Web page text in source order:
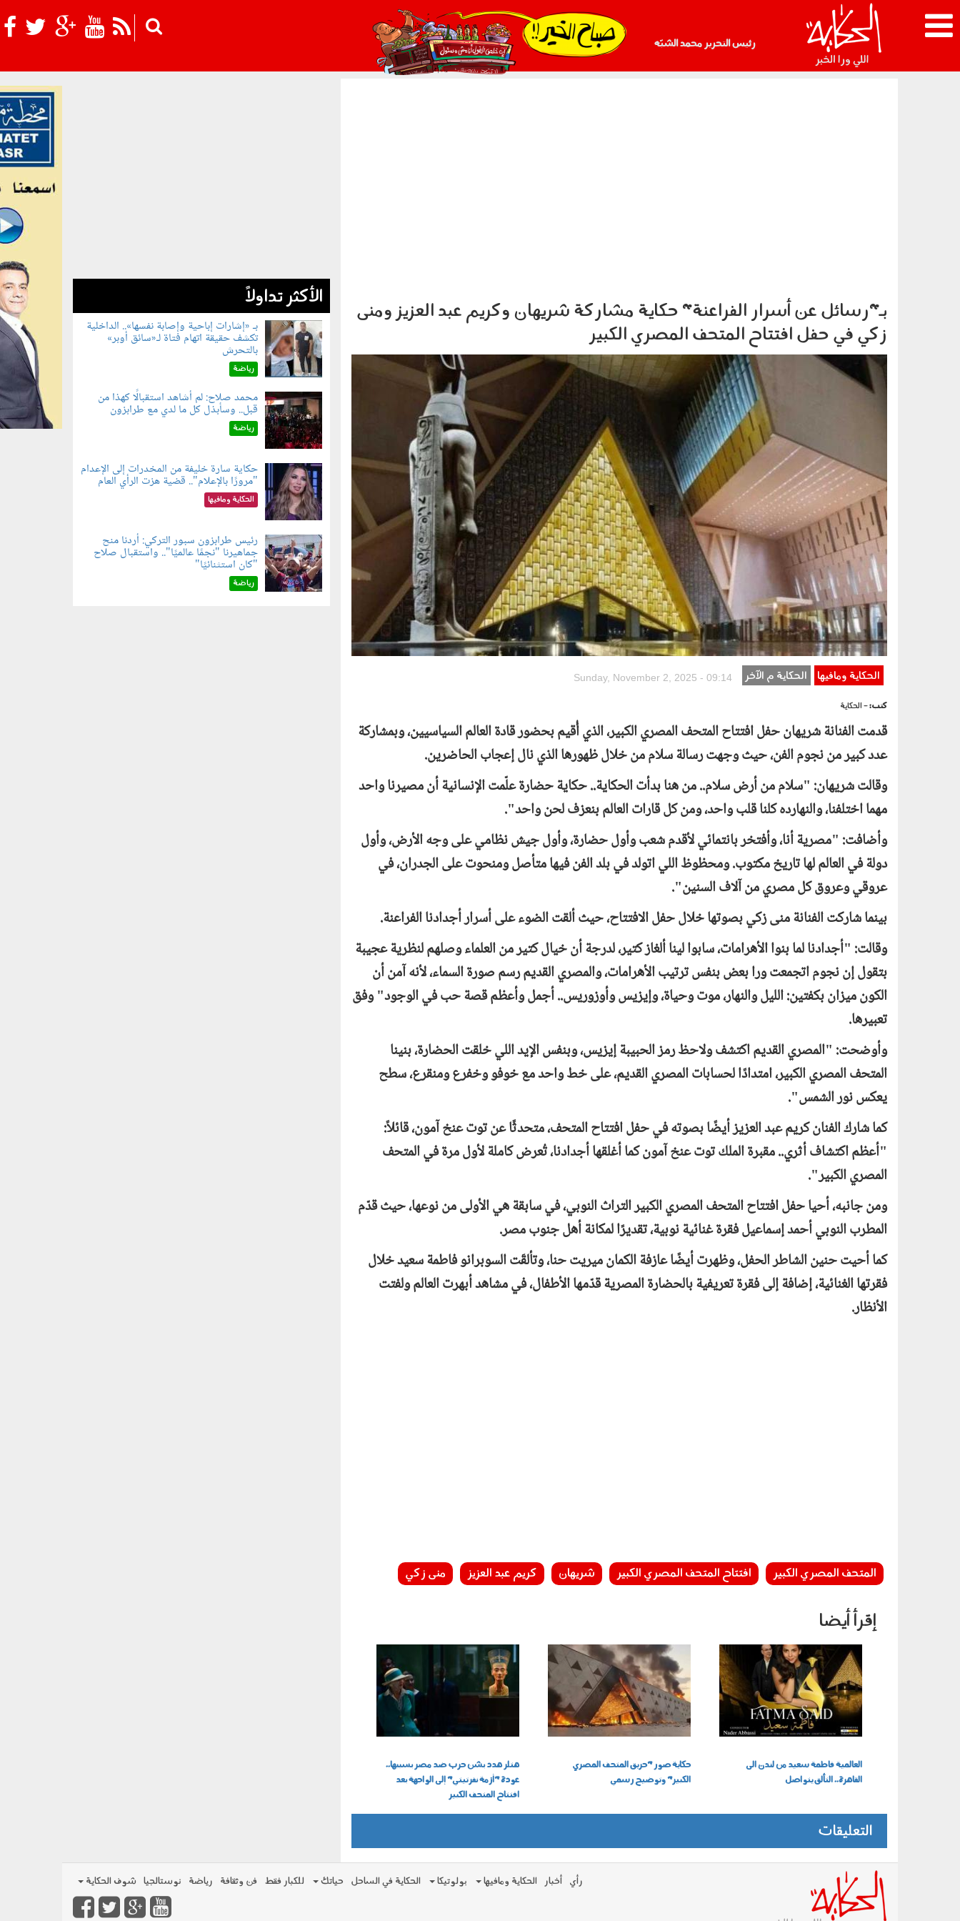
رئيس التحرير محمد الشبّه
021_2.png
بـ"رسائل عن أسرار الفراعنة" حكاية مشاركة شريهان وكريم عبد العزيز ومنى
زكي في حفل افتتاح المتحف المصري الكبير
021106.jpg
الحكاية ومافيها الحكاية م الآخر Sunday, November 2, 2025 - 09:14
كتب:- الحكاية
قدمت الفنانة شريهان حفل افتتاح المتحف المصري الكبير، الذي أُقيم بحضور قادة العالم السياسيين، وبمشاركة
عدد كبير من نجوم الفن، حيث وجهت رسالة سلام من خلال ظهورها الذي نال إعجاب الحاضرين.
وقالت شريهان: "سلام من أرض سلام.. من هنا بدأت الحكاية.. حكاية حضارة علّمت الإنسانية أن مصيرنا واحد
مهما اختلفنا، والنهارده كلنا قلب واحد، ومن كل قارات العالم بنعزف لحن واحد".
وأضافت: "مصرية أنا، وأفتخر بانتمائي لأقدم شعب وأول حضارة، وأول جيش نظامي على وجه الأرض، وأول
دولة في العالم لها تاريخ مكتوب. ومحظوظ اللي اتولد في بلد الفن فيها متأصل ومنحوت على الجدران، في
عروقي وعروق كل مصري من آلاف السنين".
بينما شاركت الفنانة منى زكي بصوتها خلال حفل الافتتاح، حيث ألقت الضوء على أسرار أجدادنا الفراعنة.
وقالت: "أجدادنا لما بنوا الأهرامات، سابوا لينا ألغاز كتير، لدرجة أن خيال كتير من العلماء وصلهم لنظرية عجيبة
بتقول إن نجوم اتجمعت ورا بعض بنفس ترتيب الأهرامات، والمصري القديم رسم صورة السماء، لأنه آمن أن
الكون ميزان بكفتين: الليل والنهار، موت وحياة، وإيزيس وأوزوريس.. أجمل وأعظم قصة حب في الوجود" وفق
تعبيرها.
وأوضحت: "المصري القديم اكتشف ولاحظ رمز الحبيبة إيزيس، وبنفس الإيد اللي خلقت الحضارة، بنينا
المتحف المصري الكبير، امتدادًا لحسابات المصري القديم، على خط واحد مع خوفو وخفرع ومنقرع، سطح
يعكس نور الشمس".
كما شارك الفنان كريم عبد العزيز أيضًا بصوته في حفل افتتاح المتحف، متحدثًا عن توت عنخ آمون، قائلاً:
"أعظم اكتشاف أثري.. مقبرة الملك توت عنخ آمون كما أغلقها أجدادنا، تُعرض كاملة لأول مرة في المتحف
المصري الكبير".
ومن جانبه، أحيا حفل افتتاح المتحف المصري الكبير التراث النوبي، في سابقة هي الأولى من نوعها، حيث قدّم
المطرب النوبي أحمد إسماعيل فقرة غنائية نوبية، تقديرًا لمكانة أهل جنوب مصر.
كما أحيت حنين الشاطر الحفل، وظهرت أيضًا عازفة الكمان ميريت حنا، وتألقَت السوبرانو فاطمة سعيد خلال
فقرتها الغنائية، إضافة إلى فقرة تعريفية بالحضارة المصرية قدّمها الأطفال، في مشاهد أبهرت العالم ولفتت
الأنظار.
المتحف المصري الكبير افتتاح المتحف المصري الكبير شريهان كريم عبد العزيز منى زكي
إقرأ أيضا
291101d.jpg
العالمية فاطمة سعيد من لندن الى
القاهرة.. التألق يتواصل
101103.jpg
حكاية صور "حريق المتحف المصري
الكبير" وتوضيح رسمي
051106.jpg
هتلر هدد بشن حرب ضد مصر بسببها..
عودة "أزمة نفرتيتي" إلى الواجهة بعد
افتتاح المتحف الكبير
التعليقات
الأكثر تداولاً
060804.jpg
بـ «إشارات إباحية وإصابة نفسها».. الداخلية
تكشف حقيقة اتهام فتاة لـ«سائق أوبر»
بالتحرش
رياضة
060802.jpg
محمد صلاح: لم أشاهد استقبالًا كهذا من
قبل.. وسأبذل كل ما لدي مع طرابزون
رياضة
060801.jpeg
حكاية سارة خليفة من المخدرات إلى الإعدام
"مرورًا بالإعلام".. قضية هزت الرأي العام
الحكاية ومافيها
060803.jpg
رئيس طرابزون سبور التركي: أردنا منح
جماهيرنا "نجمًا عالميًا".. واستقبال صلاح
"كان استثنائيًا"
رياضة
رأي أخبار الحكاية ومافيها بولوتيكا الحكاية في الساحل حياتك للكبار فقط فن وثقافة رياضة نوستالجيا شوف الحكاية